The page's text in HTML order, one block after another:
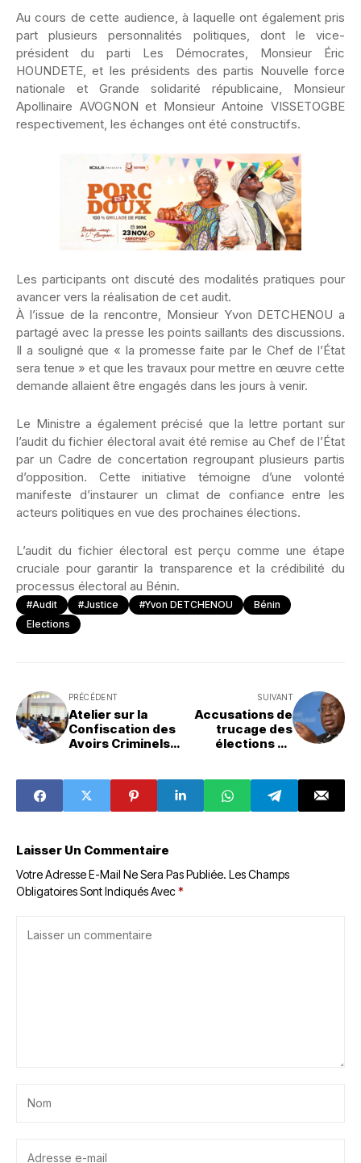
Au cours de cette audience, à laquelle ont également pris
part plusieurs personnalités politiques, dont le vice-
président du parti Les Démocrates, Monsieur Éric
HOUNDETE, et les présidents des partis Nouvelle force
nationale et Grande solidarité républicaine, Monsieur
Apollinaire AVOGNON et Monsieur Antoine VISSETOGBE
respectivement, les échanges ont été constructifs.
Les participants ont discuté des modalités pratiques pour
avancer vers la réalisation de cet audit.
À l’issue de la rencontre, Monsieur Yvon DETCHENOU a
partagé avec la presse les points saillants des discussions.
Il a souligné que « la promesse faite par le Chef de l’État
sera tenue » et que les travaux pour mettre en œuvre cette
demande allaient être engagés dans les jours à venir.
Le Ministre a également précisé que la lettre portant sur
l’audit du fichier électoral avait été remise au Chef de l’État
par un Cadre de concertation regroupant plusieurs partis
d’opposition. Cette initiative témoigne d’une volonté
manifeste d’instaurer un climat de confiance entre les
acteurs politiques en vue des prochaines élections.
L’audit du fichier électoral est perçu comme une étape
cruciale pour garantir la transparence et la crédibilité du
processus électoral au Bénin.
#Audit #Justice #Yvon DETCHENOU
Bénin
Elections
PRÉCÉDENT
Atelier sur la
Confiscation des
Avoirs Criminels :
contre la
Criminalité
Économique au
SUIVANT
Accusations de
trucage des
élections au
en cause l'armée
Laisser Un Commentaire
Votre Adresse E-Mail Ne Sera Pas Publiée. Les Champs
Obligatoires Sont Indiqués Avec*